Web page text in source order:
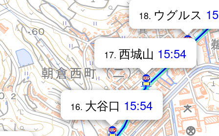
18. ウグルス
17. 西城山 15:54
16. 大谷口 15:54